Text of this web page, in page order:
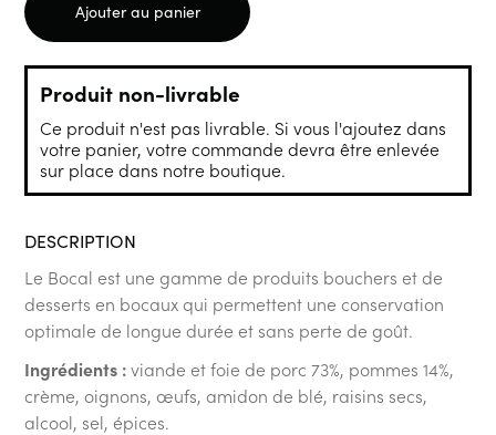
Ajouter au panier
Produit non-livrable
Ce produit n'est pas livrable. Si vous l'ajoutez dans
votre panier, votre commande devra être enlevée
sur place dans notre boutique.
DESCRIPTION
Le Bocal est une gamme de produits bouchers et de
desserts en bocaux qui permettent une conservation
optimale de longue durée et sans perte de goût.
Ingrédients :viande et foie de porc 73%, pommes 14%,
crème, oignons, œufs, amidon de blé, raisins secs,
alcool, sel, épices.